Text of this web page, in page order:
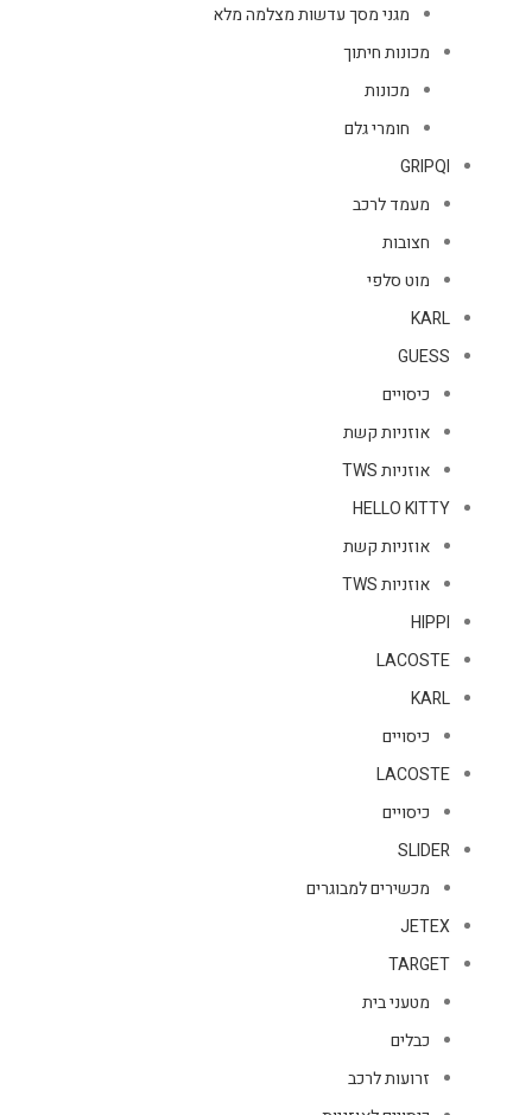
מגני מסך עדשות מצלמה מלא
מכונות חיתוך
מכונות
חומרי גלם
GRIPQI
מעמד לרכב
חצובות
מוט סלפי
KARL
GUESS
כיסויים
אוזניות קשת
אוזניות TWS
HELLO KITTY
אוזניות קשת
אוזניות TWS
HIPPI
LACOSTE
KARL
כיסויים
LACOSTE
כיסויים
SLIDER
מכשירים למבוגרים
JETEX
TARGET
מטעני בית
כבלים
זרועות לרכב